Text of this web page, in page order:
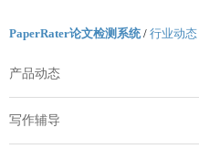
PaperRater论文检测系统/ 行业动态
产品动态
写作辅导